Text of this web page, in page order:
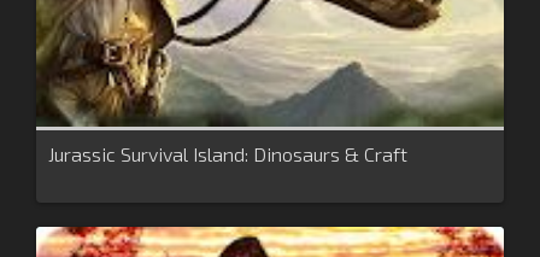
Jurassic Survival Island: Dinosaurs & Craft